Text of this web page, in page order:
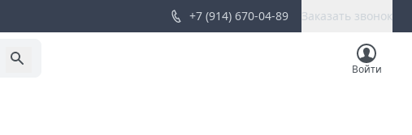
+7 (914) 670-04-89 Заказать звонок
Войти